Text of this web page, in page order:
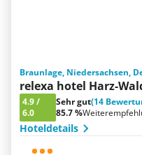
Braunlage, Niedersachsen,
relexa hotel Harz-
4.9/
6.0
Sehr gut(14
85.7 %
Hoteldetails